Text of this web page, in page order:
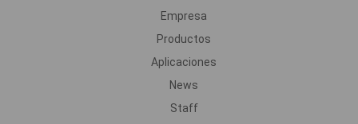
Empresa
Productos
Aplicaciones
News
Staff